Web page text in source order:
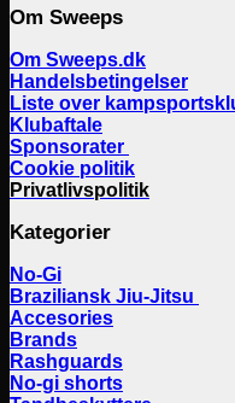
Om Sweeps
Om Sweeps.dk
Handelsbetingelser
Liste over
Klubaftale
Sponsorater
Cookie politik
Privatlivspolitik
Kategorier
No-Gi
Braziliansk Jiu-Jitsu
Accesories
Brands
Rashguards
No-gi shorts